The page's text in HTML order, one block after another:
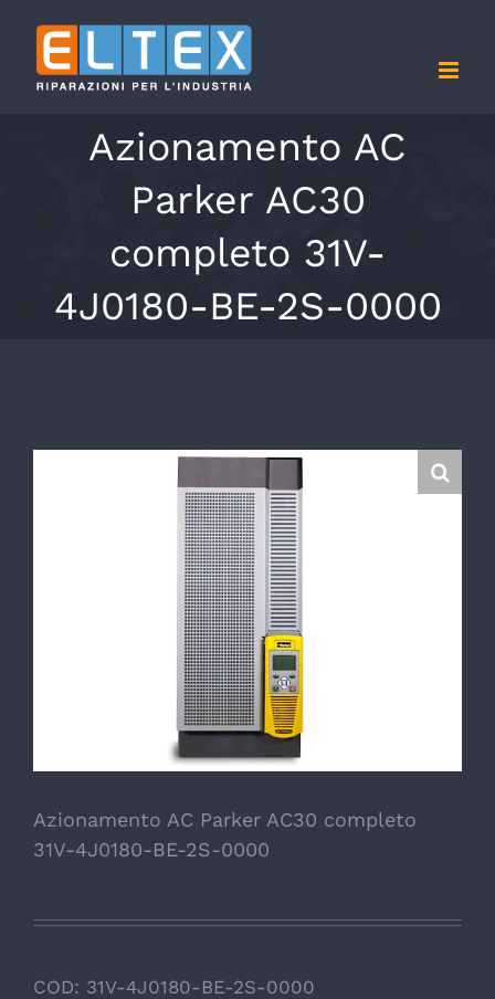
contenuto
Azionamento AC
Parker AC30
completo 31V-
4J0180-BE-2S-0000
Azionamento AC Parker AC30 completo
31V-4J0180-BE-2S-0000
COD: 31V-4J0180-BE-2S-0000